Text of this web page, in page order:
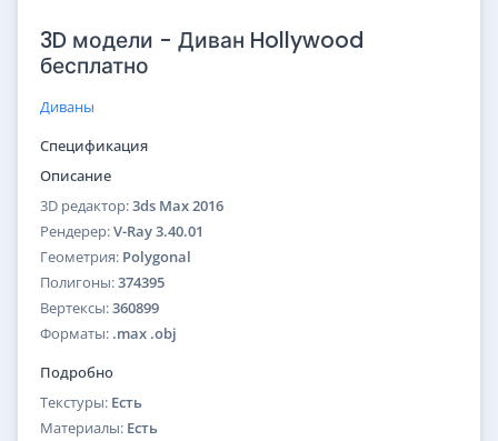
3D модели - Диван Hollywood
бесплатно
Диваны
Спецификация
Описание
3D редактор:3ds Max 2016
Рендерер:V-Ray 3.40.01
Геометрия: Polygonal
Полигоны:374395
Вертексы:360899
Форматы: .max .obj
Подробно
Текстуры: Есть
Материалы: Есть